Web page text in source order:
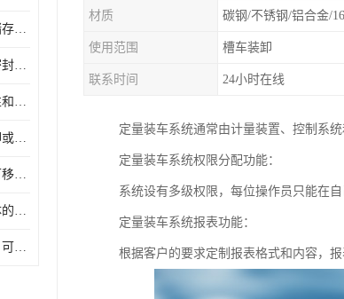
内浮盘 适用于多种液体储存和运输 能够降低运输成本和维护成本
呼和浩特全接液内浮盘 密封性能好 有效保护液体质量
护栏安全折叠梯 可移动性和安全性较高 占用空间小
护栏安全折叠梯 无需拆卸或重新安装 占用空间小
哈尔滨铝合金活动厂家 可移动性和安全性较高 占用空间小
箱式内浮盘 能够保持液体的密闭状态 适用于多种液体储存和运输
安顺全接液内浮盘哪家好 可以自动上下浮动 密封性能好
材质 碳钢/不锈钢/铝合金/
使用范围 槽车装卸
联系时间 24小时在线
定量装车系统通常由计量装置、控制系
定量装车系统权限分配功能：
系统设有多级权限，每位操作员只能在
定量装车系统报表功能：
根据客户的要求定制报表格式和内容，